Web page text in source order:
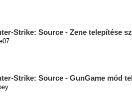
Strike: Source - Zene telepítése
Strike: Source - GunGame mód